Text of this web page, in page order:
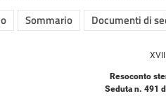
Sommario Documenti di
Resoconto
Seduta n. 491